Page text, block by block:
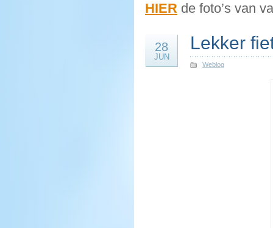
HIER de foto’s van
28
JUN
Lekker
Weblog